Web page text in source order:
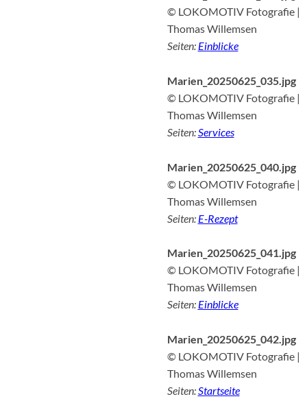
© LOKOMOTIV Fotografie |
Thomas Willemsen
Seiten: Einblicke
Marien_20250625_035.jpg
© LOKOMOTIV Fotografie |
Thomas Willemsen
Seiten:Services
Marien_20250625_040.jpg
© LOKOMOTIV Fotografie |
Thomas Willemsen
Seiten: E-Rezept
Marien_20250625_041.jpg
© LOKOMOTIV Fotografie |
Thomas Willemsen
Seiten: Einblicke
Marien_20250625_042.jpg
© LOKOMOTIV Fotografie |
Thomas Willemsen
Seiten: Startseite